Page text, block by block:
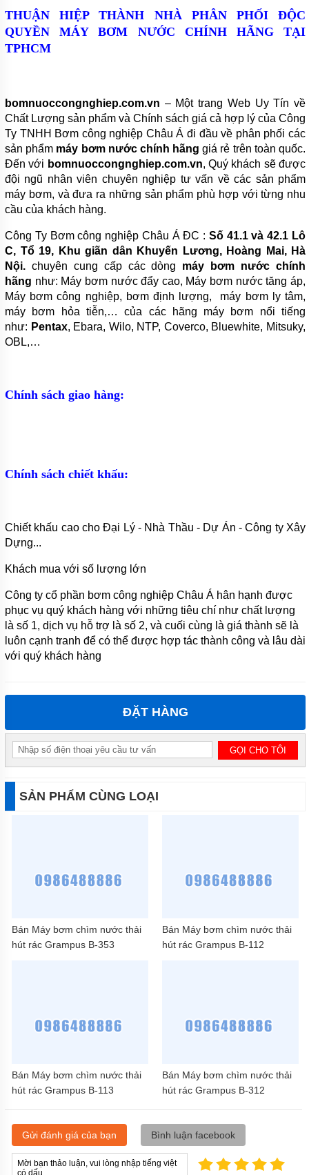
MÁY
THỔI
KHÍ
PHỤ
KIỆN
MÁY
BƠM
MÁY
BƠM
RỬA
XE,
RỬA
MÁY
LẠNH
MÁY
BƠM
TUẦN
HOÀN
NƯỚC
NÓNG
CHÌM
BƠM
MÁY
HÚT
KHÔNG
ĐỘNG
CƠ
DIESEL
MÁY
BƠM TỰ
MỒI
BƠM
BƠM
CÔNG
NGHIỆP
THUẬN HIỆP THÀNH NHÀ PHÂN PHỐI ĐỘC
QUYỀN MÁY BƠM NƯỚC CHÍNH HÃNG TẠI
TPHCM
bomnuoccongnghiep.com.vn – Một trang Web Uy Tín về
Chất Lượng sản phẩm và Chính sách giá cả hợp lý của Công
Ty TNHH Bơm công nghiệp Châu Á đi đầu về phân phối các
sản phẩm máy bơm nước chính hãng giá rẻ trên toàn quốc.
Đến với bomnuoccongnghiep.com.vn, Quý khách sẽ được
đội ngũ nhân viên chuyên nghiệp tư vấn về các sản phẩm
máy bơm, và đưa ra những sản phẩm phù hợp với từng nhu
cầu của khách hàng.
Công Ty Bơm công nghiệp Châu Á ĐC : Số 41.1 và 42.1 Lô
C, Tổ 19, Khu giãn dân Khuyến Lương, Hoàng Mai, Hà
Nội. chuyên cung cấp các dòng máy bơm nước chính
hãng như: Máy bơm nước đẩy cao, Máy bơm nước tăng áp,
Máy bơm công nghiệp, bơm định lượng, máy bơm ly tâm,
máy bơm hỏa tiễn,… của các hãng máy bơm nổi tiếng
như: Pentax, Ebara, Wilo, NTP, Coverco, Bluewhite, Mitsuky,
OBL,…
Chính sách giao hàng:
Chính sách chiết khấu:
Chiết khấu cao cho Đại Lý - Nhà Thầu - Dự Án - Công ty Xây
Dựng...
Khách mua với số lượng lớn
Công ty cổ phần bơm công nghiệp Châu Á hân hạnh được
phục vụ quý khách hàng với những tiêu chí như chất lượng
là số 1, dịch vụ hỗ trợ là số 2, và cuối cùng là giá thành sẽ là
luôn cạnh tranh để có thể được hợp tác thành công và lâu dài
với quý khách hàng
ĐẶT HÀNG
SẢN PHẨM CÙNG LOẠI
Bán Máy bơm chìm nước thải
hút rác Grampus B-353
Bán Máy bơm chìm nước thải
hút rác Grampus B-112
Bán Máy bơm chìm nước thải
hút rác Grampus B-113
Bán Máy bơm chìm nước thải
hút rác Grampus B-312
Gửi đánh giá của bạn Bình luận facebook